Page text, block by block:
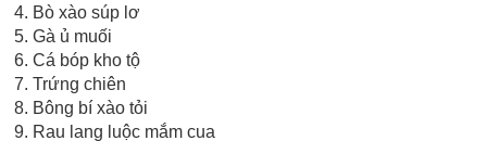
Bò xào súp lơ
Gà ủ muối
Cá bóp kho tộ
Trứng chiên
Bông bí xào tỏi
Rau lang luộc mắm cua